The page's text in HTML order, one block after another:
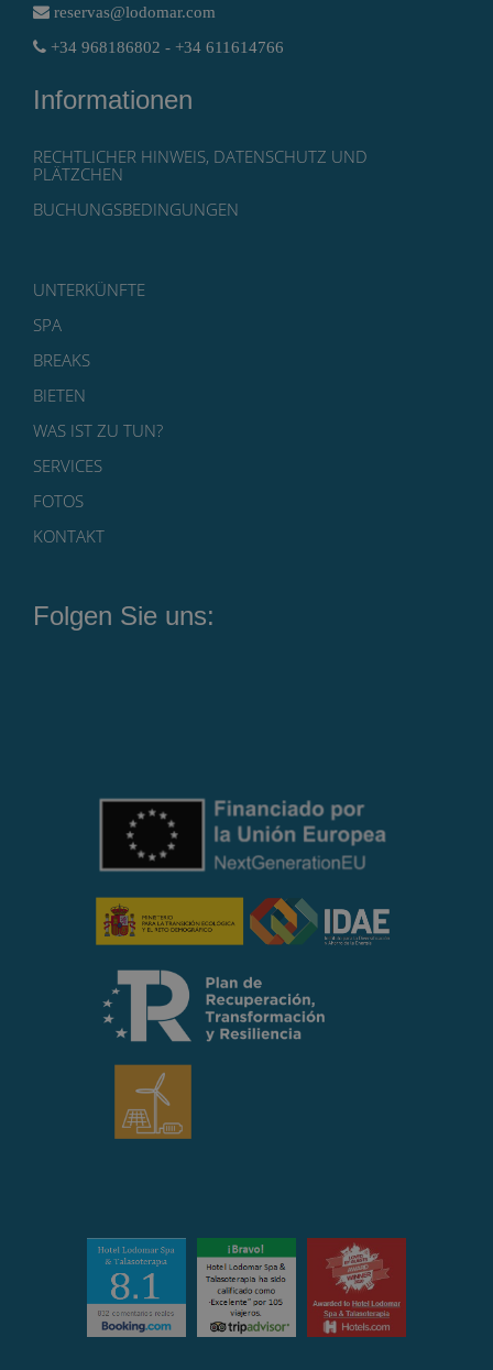
reservas@lodomar.com
+34 968186802 - +34 611614766
Informationen
RECHTLICHER HINWEIS, DATENSCHUTZ UND
PLÄTZCHEN
BUCHUNGSBEDINGUNGEN
UNTERKÜNFTE
SPA
BREAKS
BIETEN
WAS IST ZU TUN?
SERVICES
FOTOS
KONTAKT
Folgen Sie uns: